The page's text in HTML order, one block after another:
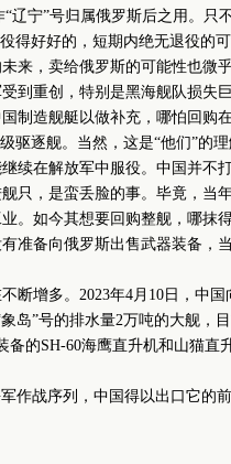
辽宁”号归属俄罗斯后之用。只
得好好的，短期内绝无退役的
来，卖给俄罗斯的可能性也微
到重创，特别是黑海舰队损失
制造舰艇以做补充，哪怕回购
驱逐舰。当然，这是“他们”的
续在解放军中服役。中国并不
只，是蛮丢脸的事。毕竟，当
。如今其想要回购整舰，哪抹
备向俄罗斯出售武器装备，
增多。2023年4月10日，中国
岛”号的排水量2万吨的大舰，
的SH-60海鹰直升机和山猫直
战序列，中国得以出口它的